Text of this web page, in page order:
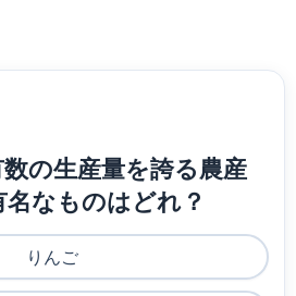
の生産量を誇る農産
なものはどれ？
りんご